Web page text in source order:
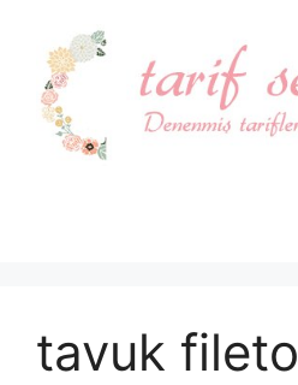
tavuk fileto